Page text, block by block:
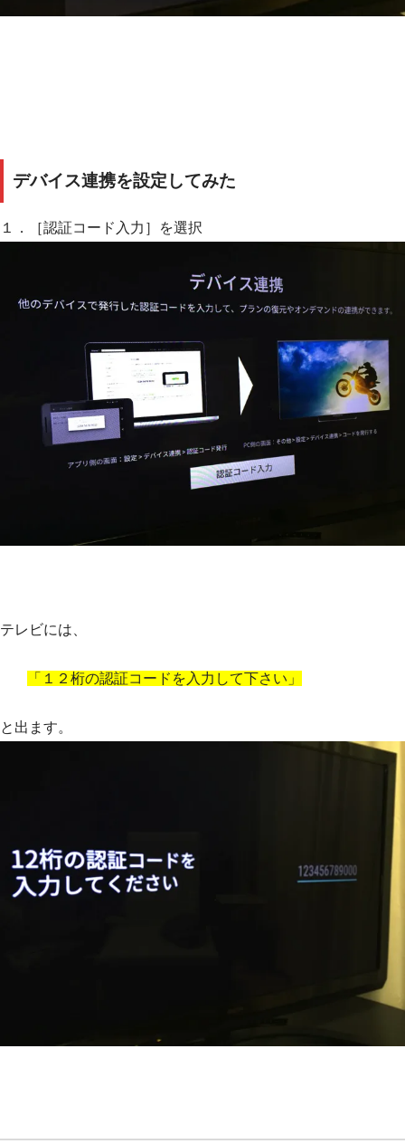
デバイス連携を設定してみた
１．［認証コード入力］を選択
テレビには、
「１２桁の認証コードを入力して下さい」
と出ます。